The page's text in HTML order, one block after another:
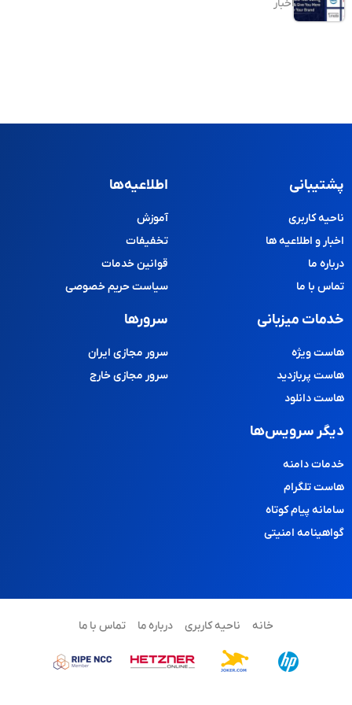
اخبار
پشتیبانی
ناحیه کاربری
اخبار و اطلاعیه ها
درباره ما
تماس با ما
اطلاعیه‌ها
آموزش
تخفیفات
قوانین خدمات
سیاست حریم خصوصی
خدمات میزبانی
هاست ویژه
هاست پربازدید
هاست دانلود
سرورها
سرور مجازی ایران
سرور مجازی خارج
دیگر سرویس‌ها
خدمات دامنه
هاست تلگرام
سامانه پیام کوتاه
گواهینامه امنیتی
خانه ناحیه کاربری درباره ما تماس با ما